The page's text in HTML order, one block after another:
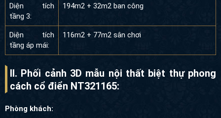
Diện tích tầng
áp mái:
II. Phối cảnh 3D mẫu nội thất biệt thự phong
Phòng khách:
choáng ngợp bởi vẻ đẹp tráng lệ và bề thế mang đậm phong